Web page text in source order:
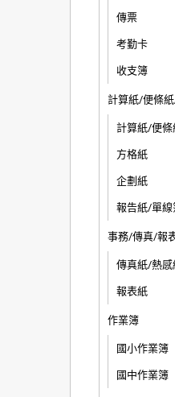
傳票
考勤卡
收支簿
計算紙/便條
計算紙/便條
方格紙
企劃紙
報告紙/單線
事務/傳真/報
傳真紙/熱感
報表紙
作業簿
國小作業簿
國中作業簿